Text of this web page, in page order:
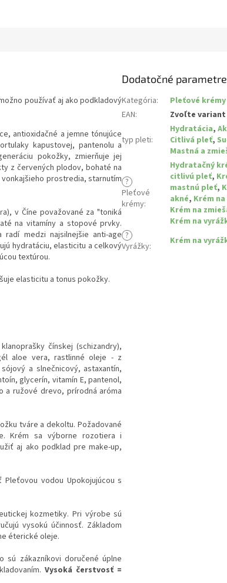
používať aj ako podkladový
antioxidačné a jemne tónujúce
kapustovej, pantenolu a
pokožky, zmierňuje jej
z červených plodov, bohaté na
prostredia, starnutím
v Číne považované za "toniká
na vitamíny a stopové prvky.
medzi najsilnejšie anti-age
hydratáciu, elasticitu a celkový
textúrou.
elasticitu a tonus pokožky.
čínskej (schizandry),
aloe vera, rastlinné oleje - z
a slnečnicový, astaxantín,
glycerín, vitamín E, pantenol,
a ružové drevo, prírodná aróma
tváre a dekoltu. Požadované
Krém sa výborne rozotiera i
aj ako podklad pre make-up,
vodou Upokojujúcou s
kozmetiky. Pri výrobe sú
vysokú účinnosť. Základom
éterické oleje.
zákazníkovi doručené úplne
Vysoká čerstvosť =
Dodatočné parametre
Kategória:
Pleťové krémy
EAN: Zvoľte variant
typ pleti:
Hydratácia,
Citlivá pleť,
Mastná a
?
Pleťové
krémy:
Hydratačný
citlivú pleť,
mastnú pleť,
akné, Krém
Krém na
Krém na
?
Vyrážky: Krém na